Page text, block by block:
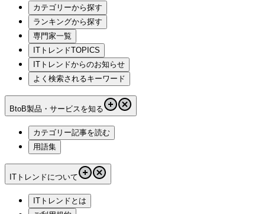
カテゴリーから探す
ランキングから探す
専門家一覧
ITトレンドTOPICS
ITトレンドからのお知らせ
よく検索されるキーワード
BtoB製品・サービスを知る
カテゴリー記事を読む
用語集
ITトレンドについて
ITトレンドとは